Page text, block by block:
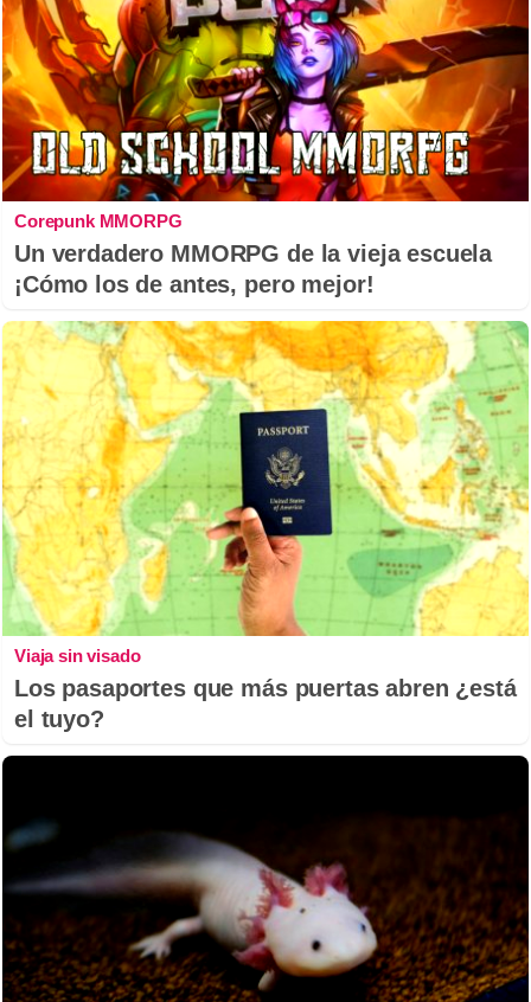
Corepunk MMORPG
Un verdadero MMORPG de la vieja escuela
¡Cómo los de antes, pero mejor!
Viaja sin visado
Los pasaportes que más puertas abren ¿está
el tuyo?